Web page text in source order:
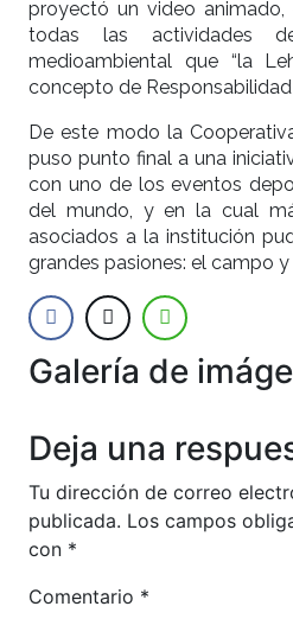
proyectó un video animado,
todas las actividades
medioambiental que “la
concepto de
De este modo la
puso punto final a una
con uno de los eventos
del mundo, y en la cual
asociados a la institución
grandes pasiones: el campo
Galería de
Deja una
Tu dirección de correo
publicada. Los campos
con *
Comentario *